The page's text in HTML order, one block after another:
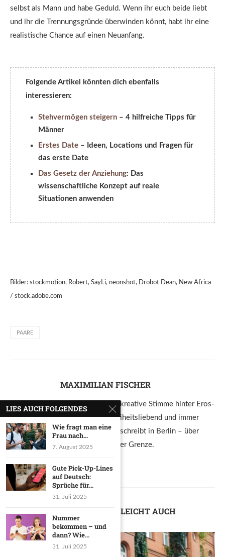
selbst als Mann und habe Geduld. Wenn ihr euch beide liebt
und ihr die Trennungsgründe überwinden könnt, habt ihr eine
realistische Chance auf einen Neuanfang.
Folgende Artikel könnten dich ebenfalls
interessieren:
Stehvermögen steigern – 4 hilfreiche Tipps für
Männer
Erstes Date – Ideen, Locations und Fragen für
das erste Date
Das Gesetz der Anziehung: Das
wissenschaftliche Konzept auf reale
Situationen anwenden
Bilder: stockmotion, Robert, SayLi, neonshot, Drobot Dean, New Africa
/ stock.adobe.com
PAARE
MAXIMILIAN FISCHER
Maximilian ist die kreative Stimme hinter Eros-
Mag.de. Frivol, freiheitsliebend und immer
einen Gedanken weiter. Lebt und schreibt in Berlin – über
Lust, Lifestyle und das Spiel mit der Grenze.
DIR GEFÄLLT VIELLEICHT AUCH
LIES AUCH FOLGENDES
Wie fragt man eine
Frau nach...
7. August 2025
Gute Pick-Up-Lines
auf Deutsch:
Sprüche für...
31. Juli 2025
Nummer
bekommen – und
dann? Wie...
31. Juli 2025